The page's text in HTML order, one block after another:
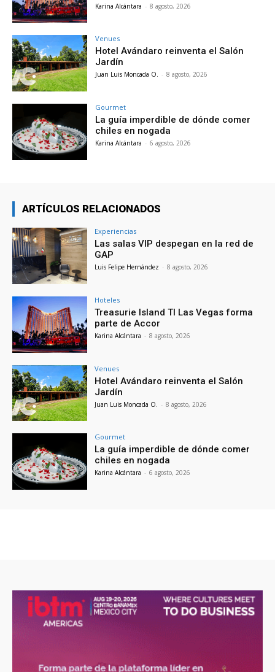
Karina Alcántara - 8 agosto, 2026
Venues
Hotel Avándaro reinventa el Salón
Jardín
Juan Luis Moncada O. - 8 agosto, 2026
Gourmet
La guía imperdible de dónde comer
chiles en nogada
Karina Alcántara - 6 agosto, 2026
ARTÍCULOS RELACIONADOS
Experiencias
Las salas VIP despegan en la red de
GAP
Luis Felipe Hernández - 8 agosto, 2026
Hoteles
Treasurie Island TI Las Vegas forma
parte de Accor
Karina Alcántara - 8 agosto, 2026
Venues
Hotel Avándaro reinventa el Salón
Jardín
Juan Luis Moncada O. - 8 agosto, 2026
Gourmet
La guía imperdible de dónde comer
chiles en nogada
Karina Alcántara - 6 agosto, 2026